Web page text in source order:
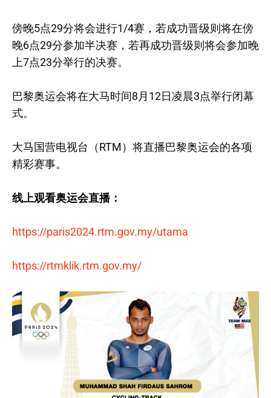
傍晚5点29分将会进行1/4赛，若成功晋级则将在傍
晚6点29分参加半决赛，若再成功晋级则将会参加晚
上7点23分举行的决赛。
巴黎奥运会将在大马时间8月12日凌晨3点举行闭幕
式。
大马国营电视台（RTM）将直播巴黎奥运会的各项
精彩赛事。
线上观看奥运会直播：
https://paris2024.rtm.gov.my/utama
https://rtmklik.rtm.gov.my/